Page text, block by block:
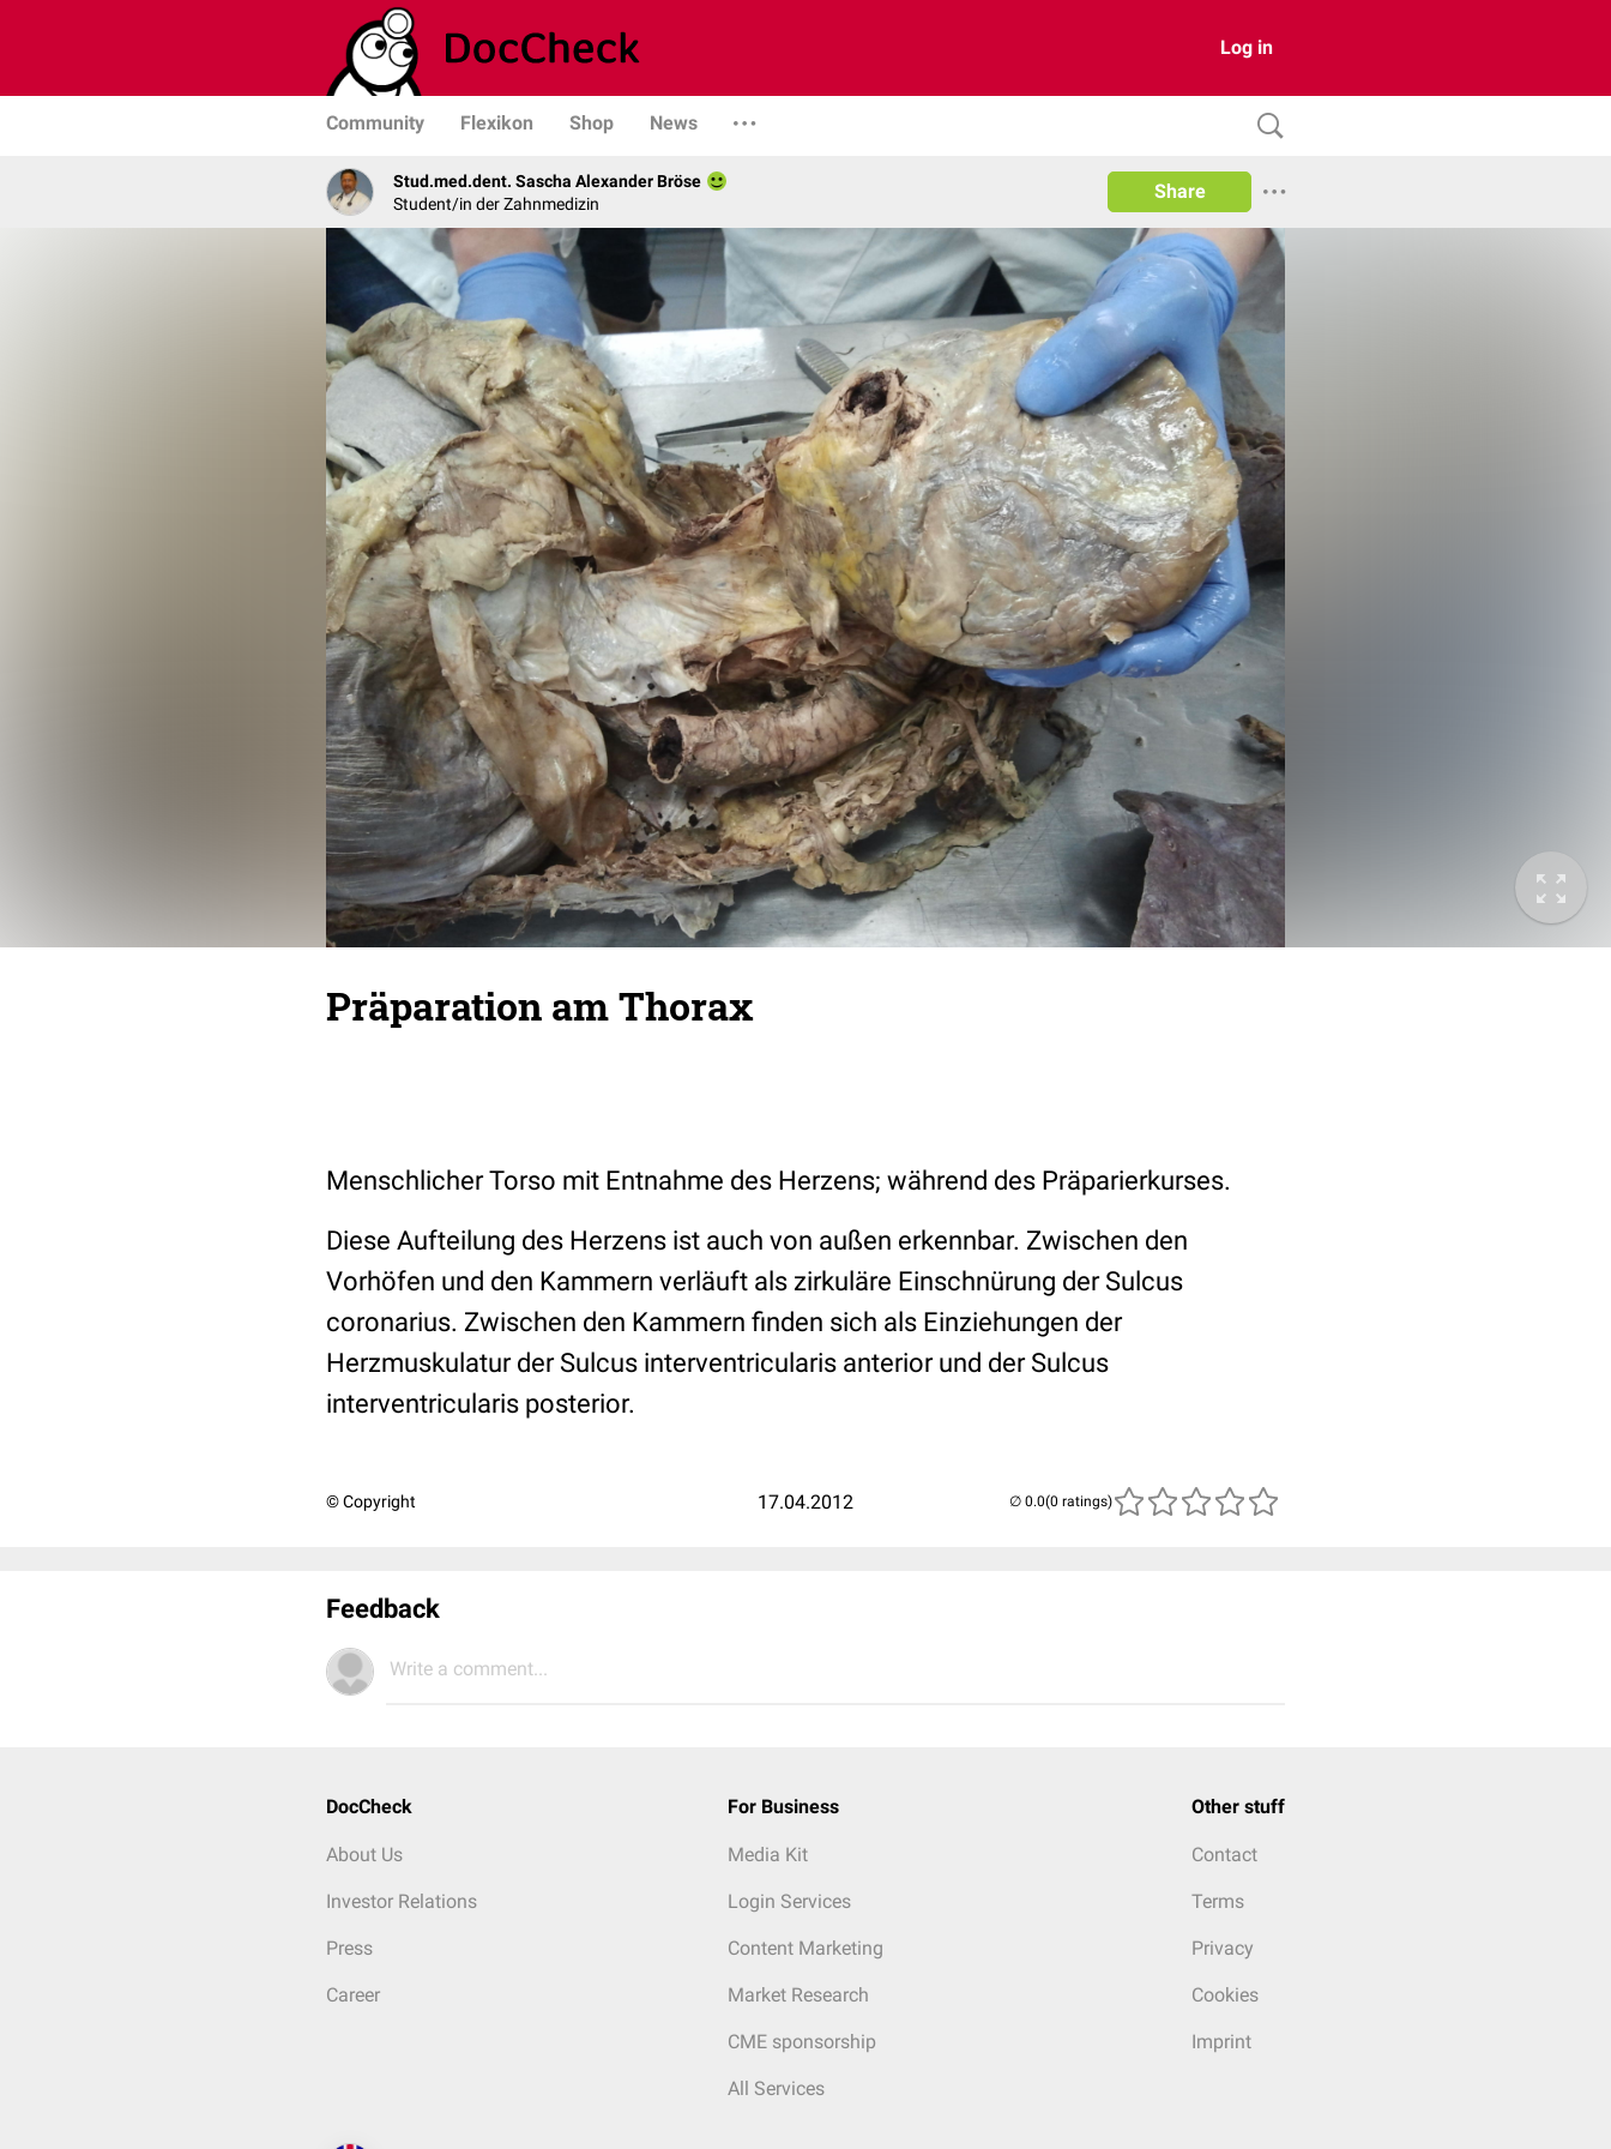
Log in
Community Flexikon Shop News
Stud.med.dent. Sascha Alexander Bröse
Student/in der Zahnmedizin
Share
Präparation am Thorax
Menschlicher Torso mit Entnahme des Herzens; während des Präparierkurses.
Diese Aufteilung des Herzens ist auch von außen erkennbar. Zwischen den
Vorhöfen und den Kammern verläuft als zirkuläre Einschnürung der Sulcus
coronarius. Zwischen den Kammern finden sich als Einziehungen der
Herzmuskulatur der Sulcus interventricularis anterior und der Sulcus
interventricularis posterior.
© Copyright 17.04.2012 (0 ratings)
Feedback
Write a comment...
DocCheck
About Us
Investor Relations
Press
Career
For Business
Media Kit
Login Services
Content Marketing
Market Research
CME sponsorship
All Services
Other stuff
Contact
Terms
Privacy
Cookies
Imprint